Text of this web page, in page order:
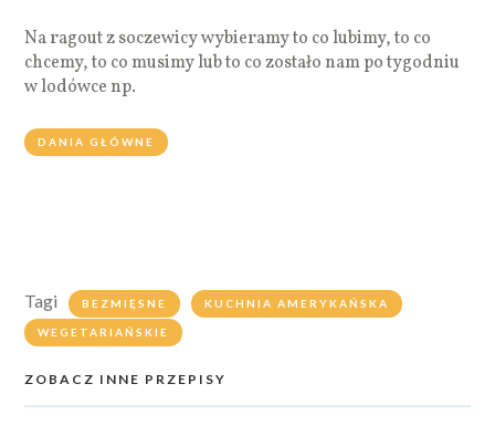
Na ragout z soczewicy wybieramy to co lubimy, to co
chcemy, to co musimy lub to co zostało nam po tygodniu
w lodówce np.
DANIA GŁÓWNE
Tagi BEZMIĘSNE KUCHNIA AMERYKAŃSKA
WEGETARIAŃSKIE
ZOBACZ INNE PRZEPISY